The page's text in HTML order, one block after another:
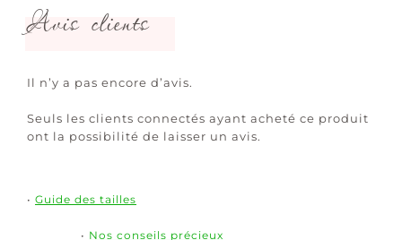
Avis clients
Il n’y a pas encore d’avis.
Seuls les clients connectés ayant acheté ce produit
ont la possibilité de laisser un avis.
• Guide des tailles
• Nos conseils précieux